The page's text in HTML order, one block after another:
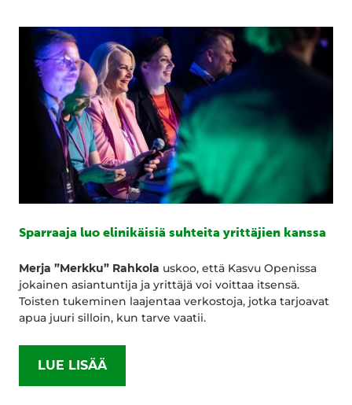
Sparraaja luo elinikäisiä suhteita yrittäjien kanssa
Merja ”Merkku” Rahkola uskoo, että Kasvu Openissa
jokainen asiantuntija ja yrittäjä voi voittaa itsensä.
Toisten tukeminen laajentaa verkostoja, jotka tarjoavat
apua juuri silloin, kun tarve vaatii.
LUE LISÄÄ